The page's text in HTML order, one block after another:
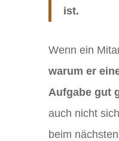
ist.
Wenn ein
warum er
Aufgabe gut
auch nicht
beim